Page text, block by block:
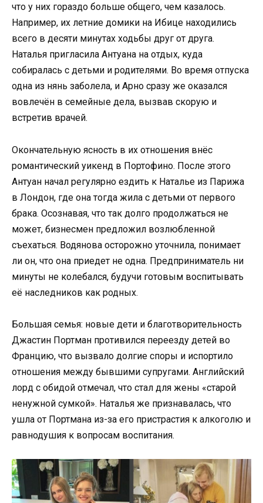
что у них гораздо больше общего, чем казалось.
Например, их летние домики на Ибице находились
всего в десяти минутах ходьбы друг от друга.
Наталья пригласила Антуана на отдых, куда
собиралась с детьми и родителями. Во время отпуска
одна из нянь заболела, и Арно сразу же оказался
вовлечён в семейные дела, вызвав скорую и
встретив врачей.
Окончательную ясность в их отношения внёс
романтический уикенд в Портофино. После этого
Антуан начал регулярно ездить к Наталье из Парижа
в Лондон, где она тогда жила с детьми от первого
брака. Осознавая, что так долго продолжаться не
может, бизнесмен предложил возлюбленной
съехаться. Водянова осторожно уточнила, понимает
ли он, что она приедет не одна. Предприниматель ни
минуты не колебался, будучи готовым воспитывать
её наследников как родных.
Большая семья: новые дети и благотворительность
Джастин Портман противился переезду детей во
Францию, что вызвало долгие споры и испортило
отношения между бывшими супругами. Английский
лорд с обидой отмечал, что стал для жены «старой
ненужной сумкой». Наталья же признавалась, что
ушла от Портмана из-за его пристрастия к алкоголю и
равнодушия к вопросам воспитания.